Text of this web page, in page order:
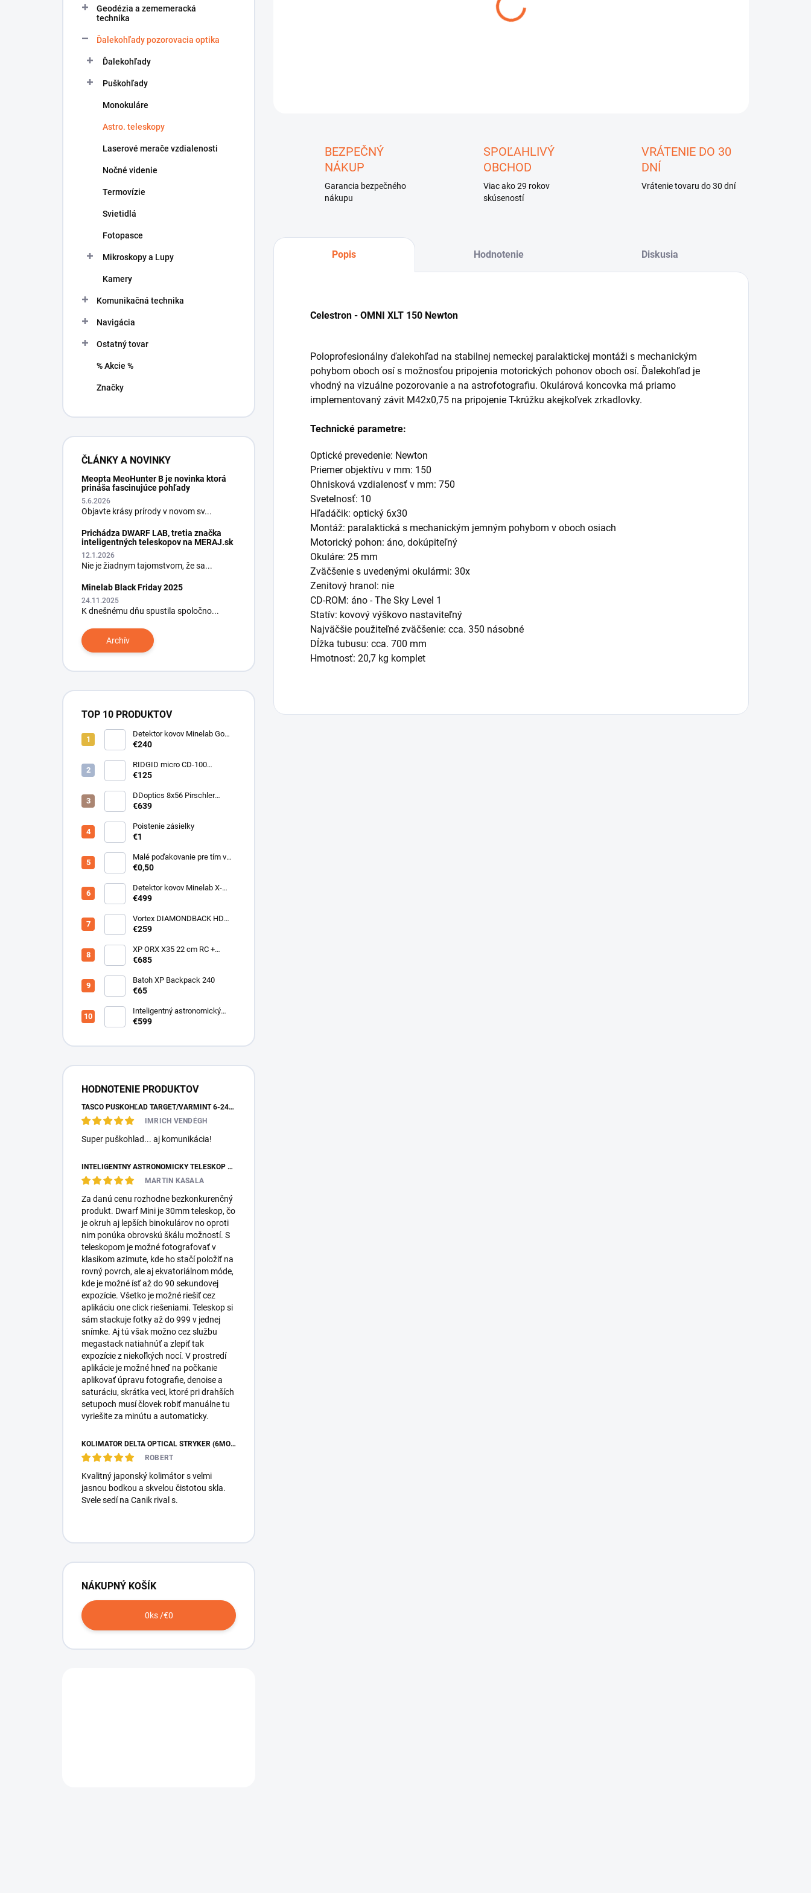
Geodézia a zememeracká
technika
Ďalekohľady pozorovacia optika
Ďalekohľady
Puškohľady
Monokuláre
Astro. teleskopy
Laserové merače vzdialenosti
Nočné videnie
Termovízie
Svietidlá
Fotopasce
Mikroskopy a Lupy
Kamery
Komunikačná technika
Navigácia
Ostatný tovar
% Akcie %
Značky
ČLÁNKY A NOVINKY
Meopta MeoHunter B je novinka ktorá
prináša fascinujúce pohľady
5.6.2026
Objavte krásy prírody v novom sv...
Prichádza DWARF LAB, tretia značka
inteligentných teleskopov na MERAJ.sk
12.1.2026
Nie je žiadnym tajomstvom, že sa...
Minelab Black Friday 2025
24.11.2025
K dnešnému dňu spustila spoločno...
Archív
TOP 10 PRODUKTOV
Detektor kovov Minelab Go
Find 66
€240
RIDGID micro CD-100
Detektor horľavých plynov
€125
DDoptics 8x56 Pirschler
Gen.3 Magnesium zelený
€639
Poistenie zásielky
€1
Malé poďakovanie pre tím v
sklade
€0,50
Detektor kovov Minelab X-
Terra ELITE pinpoiter set
€499
Vortex DIAMONDBACK HD
10X50
€259
XP ORX X35 22 cm RC +
bezdrôtové slúchadlá
€685
Batoh XP Backpack 240
€65
Inteligentný astronomický
teleskop DwarfLab Dwarf III
€599
HODNOTENIE PRODUKTOV
TASCO PUŠKOHĽAD TARGET/VARMINT 6-24X42 MILDOT
IMRICH VENDÉGH
Super puškohlad... aj komunikácia!
INTELIGENTNÝ ASTRONOMICKÝ TELESKOP DWARFLAB DWARF MINI
MARTIN KASALA
Za danú cenu rozhodne bezkonkurenčný
produkt. Dwarf Mini je 30mm teleskop, čo
je okruh aj lepších binokulárov no oproti
nim ponúka obrovskú škálu možností. S
teleskopom je možné fotografovať v
klasikom azimute, kde ho stačí položiť na
rovný povrch, ale aj ekvatoriálnom móde,
kde je možné ísť až do 90 sekundovej
expozície. Všetko je možné riešiť cez
aplikáciu one click riešeniami. Teleskop si
sám stackuje fotky až do 999 v jednej
snímke. Aj tú však možno cez službu
megastack natiahnúť a zlepiť tak
expozície z niekoľkých nocí. V prostredí
aplikácie je možné hneď na počkanie
aplikovať úpravu fotografie, denoise a
saturáciu, skrátka veci, ktoré pri drahších
setupoch musí človek robiť manuálne tu
vyriešite za minútu a automaticky.
KOLIMÁTOR DELTA OPTICAL STRYKER (6MOA)
ROBERT
Kvalitný japonský kolimátor s velmi
jasnou bodkou a skvelou čistotou skla.
Svele sedí na Canik rival s.
NÁKUPNÝ KOŠÍK
0ks /€0
BEZPEČNÝ
NÁKUP
Garancia bezpečného
nákupu
SPOĽAHLIVÝ
OBCHOD
Viac ako 29 rokov
skúseností
VRÁTENIE DO 30
DNÍ
Vrátenie tovaru do 30 dní
Popis Hodnotenie Diskusia
Celestron - OMNI XLT 150 Newton
Poloprofesionálny ďalekohľad na stabilnej nemeckej paralaktickej montáži s mechanickým
pohybom oboch osí s možnosťou pripojenia motorických pohonov oboch osí. Ďalekohľad je
vhodný na vizuálne pozorovanie a na astrofotografiu. Okulárová koncovka má priamo
implementovaný závit M42x0,75 na pripojenie T-krúžku akejkoľvek zrkadlovky.
Technické parametre:
Optické prevedenie: Newton
Priemer objektívu v mm: 150
Ohnisková vzdialenosť v mm: 750
Svetelnosť: 10
Hľadáčik: optický 6x30
Montáž: paralaktická s mechanickým jemným pohybom v oboch osiach
Motorický pohon: áno, dokúpiteľný
Okuláre: 25 mm
Zväčšenie s uvedenými okulármi: 30x
Zenitový hranol: nie
CD-ROM: áno - The Sky Level 1
Statív: kovový výškovo nastaviteľný
Najväčšie použiteľné zväčšenie: cca. 350 násobné
Dĺžka tubusu: cca. 700 mm
Hmotnosť: 20,7 kg komplet